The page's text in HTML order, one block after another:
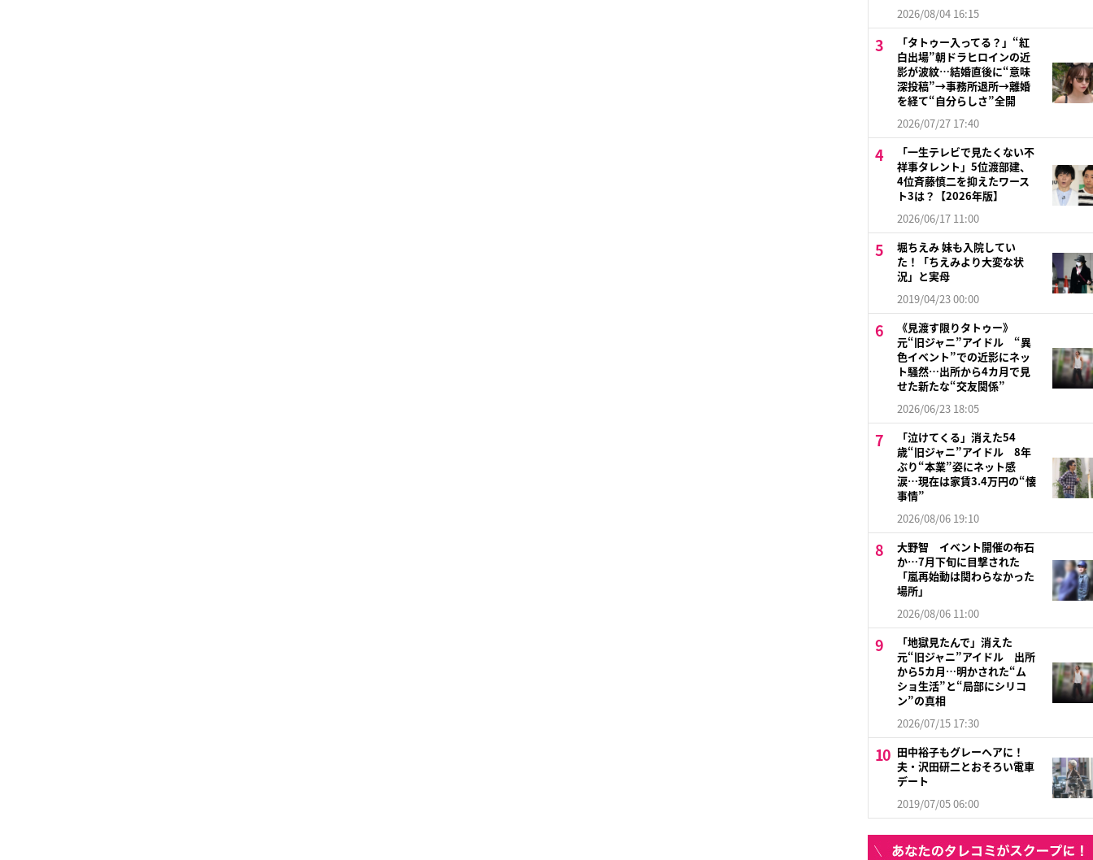
2026/08/04 16:15
「タトゥー入ってる？」“紅
白出場”朝ドラヒロインの近
影が波紋…結婚直後に“意味
深投稿”→事務所退所→離婚
を経て“自分らしさ”全開
2026/07/27 17:40
「一生テレビで見たくない不
祥事タレント」5位渡部建、
4位斉藤慎二を抑えたワース
ト3は？【2026年版】
2026/06/17 11:00
堀ちえみ 妹も入院してい
た！「ちえみより大変な状
況」と実母
2019/04/23 00:00
《見渡す限りタトゥー》
元“旧ジャニ”アイドル “異
色イベント”での近影にネッ
ト騒然…出所から4カ月で見
せた新たな“交友関係”
2026/06/23 18:05
「泣けてくる」消えた54
歳“旧ジャニ”アイドル 8年
ぶり“本業”姿にネット感
涙…現在は家賃3.4万円の“懐
事情”
2026/08/06 19:10
大野智 イベント開催の布石
か…7月下旬に目撃された
「嵐再始動は関わらなかった
場所」
2026/08/06 11:00
「地獄見たんで」消えた
元“旧ジャニ”アイドル 出所
から5カ月…明かされた“ム
ショ生活”と“局部にシリコ
ン”の真相
2026/07/15 17:30
田中裕子もグレーヘアに！
夫・沢田研二とおそろい電車
デート
2019/07/05 06:00